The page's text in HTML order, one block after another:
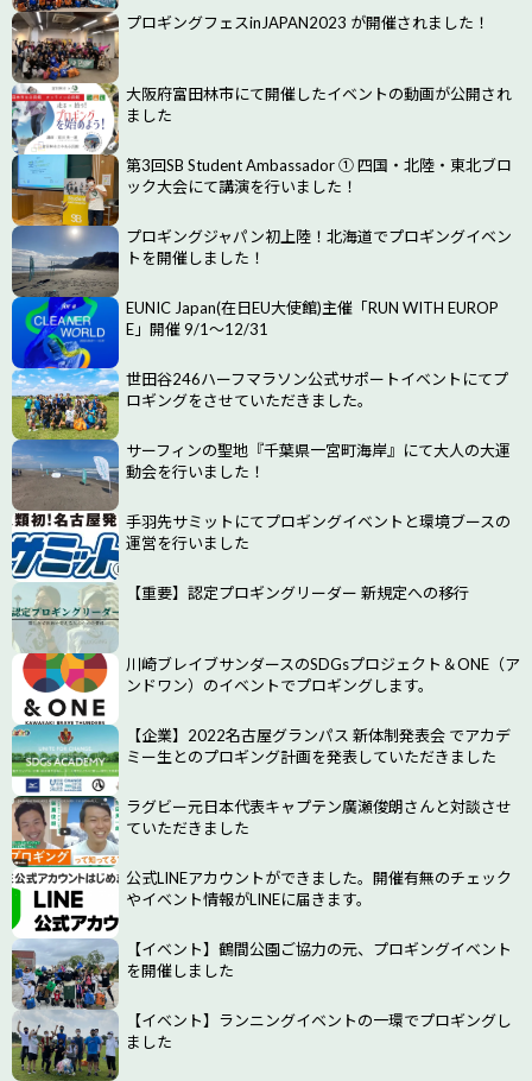
プロギングフェスinJAPAN2023 が開催されました！
大阪府富田林市にて開催したイベントの動画が公開され
ました
第3回SB Student Ambassador ① 四国・北陸・東北ブロ
ック大会にて講演を行いました！
プロギングジャパン初上陸！北海道でプロギングイベン
トを開催しました！
EUNIC Japan(在日EU大使館)主催「RUN WITH EUROP
E」開催 9/1～12/31
世田谷246ハーフマラソン公式サポートイベントにてプ
ロギングをさせていただきました。
サーフィンの聖地『千葉県一宮町海岸』にて大人の大運
動会を行いました！
手羽先サミットにてプロギングイベントと環境ブースの
運営を行いました
【重要】認定プロギングリーダー 新規定への移行
川崎ブレイブサンダースのSDGsプロジェクト＆ONE（ア
ンドワン）のイベントでプロギングします。
【企業】2022名古屋グランパス 新体制発表会 でアカデ
ミー生とのプロギング計画を発表していただきました
ラグビー元日本代表キャプテン廣瀬俊朗さんと対談させ
ていただきました
公式LINEアカウントができました。開催有無のチェック
やイベント情報がLINEに届きます。
【イベント】鶴間公園ご協力の元、プロギングイベント
を開催しました
【イベント】ランニングイベントの一環でプロギングし
ました